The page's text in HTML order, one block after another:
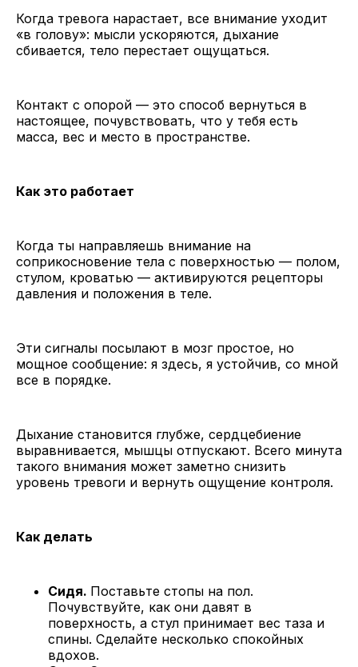
Когда тревога нарастает, все внимание уходит
«в голову»: мысли ускоряются, дыхание
сбивается, тело перестает ощущаться.
Контакт с опорой — это способ вернуться в
настоящее, почувствовать, что у тебя есть
масса, вес и место в пространстве.
Как это работает
Когда ты направляешь внимание на
соприкосновение тела с поверхностью — полом,
стулом, кроватью — активируются рецепторы
давления и положения в теле.
Эти сигналы посылают в мозг простое, но
мощное сообщение: я здесь, я устойчив, со мной
все в порядке.
Дыхание становится глубже, сердцебиение
выравнивается, мышцы отпускают. Всего минута
такого внимания может заметно снизить
уровень тревоги и вернуть ощущение контроля.
Как делать
Сидя. Поставьте стопы на пол.
Почувствуйте, как они давят в
поверхность, а стул принимает вес таза и
спины. Сделайте несколько спокойных
вдохов.